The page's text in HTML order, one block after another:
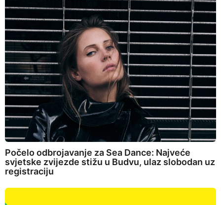
Počelo odbrojavanje za Sea Dance: Najveće
svjetske zvijezde stižu u Budvu, ulaz slobodan uz
registraciju